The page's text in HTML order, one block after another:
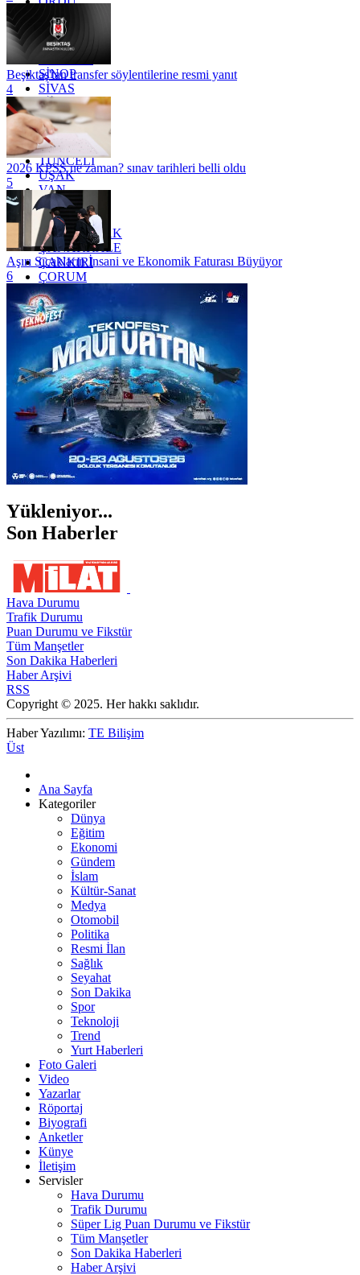
OSMANİYE
RİZE
SAKARYA
SİNOP
SİVAS
SİİRT
TEKİRDAĞ
TOKAT
TRABZON
TUNCELİ
UŞAK
VAN
YALOVA
YOZGAT
ZONGULDAK
ÇANAKKALE
ÇANKIRI
ÇORUM
İSTANBUL
İZMİR
ŞANLIURFA
ŞIRNAK
Beşiktaş'tan transfer söylentilerine resmi yanıt
4
2026 KPSS ne zaman? sınav tarihleri belli oldu
5
Aşırı Sıcakların İnsani ve Ekonomik Faturası Büyüyor
6
Yükleniyor...
Son Haberler
Hava Durumu
Trafik Durumu
Puan Durumu ve Fikstür
Tüm Manşetler
Son Dakika Haberleri
Haber Arşivi
RSS
Copyright © 2025. Her hakkı saklıdır.
Haber Yazılımı: TE Bilişim
Üst
Ana Sayfa
Kategoriler
Dünya
Eğitim
Ekonomi
Gündem
İslam
Kültür-Sanat
Medya
Otomobil
Politika
Resmi İlan
Sağlık
Seyahat
Son Dakika
Spor
Teknoloji
Trend
Yurt Haberleri
Foto Galeri
Video
Yazarlar
Röportaj
Biyografi
Anketler
Künye
İletişim
Servisler
Hava Durumu
Trafik Durumu
Süper Lig Puan Durumu ve Fikstür
Tüm Manşetler
Son Dakika Haberleri
Haber Arşivi